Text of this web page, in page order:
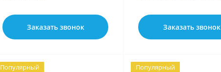
Заказать звонок Заказать звонок
Популярный Популярный